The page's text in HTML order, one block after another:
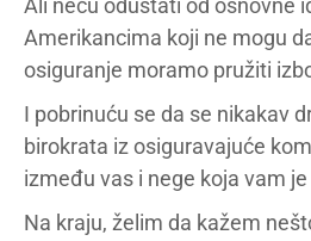
Ali neću odustati od osnovne
Amerikancima koji ne mogu
osiguranje moramo pružiti
I pobrinuću se da se nikakav
birokrata iz osiguravajuće
između vas i nege koja vam
Na kraju, želim da kažem